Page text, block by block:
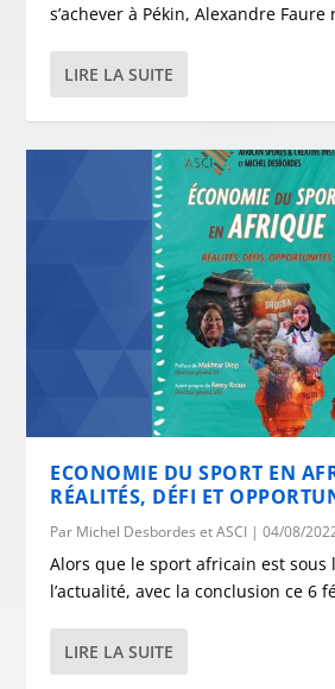
s’achever à Pékin, Alexandre
LIRE LA SUITE
ECONOMIE DU SPORT EN
RÉALITÉS, DÉFI ET
Par Michel Desbordes et ASCI |04/08/
Alors que le sport africain est sous
l’actualité, avec la conclusion ce 6
LIRE LA SUITE